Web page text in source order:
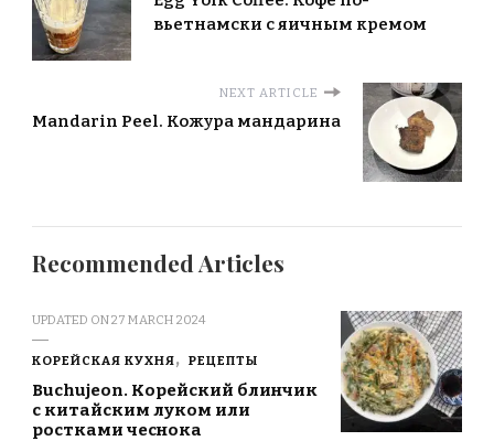
вьетнамски с яичным кремом
NEXT ARTICLE
Mandarin Peel. Кожура мандарина
Recommended Articles
UPDATED ON27 MARCH 2024
КОРЕЙСКАЯ КУХНЯ РЕЦЕПТЫ
Buchujeon. Корейский блинчик
с китайским луком или
ростками чеснока